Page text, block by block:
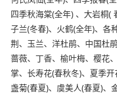
四季秋海棠(全年) 、大岩桐(
子兰(冬春)、火鹤(全年)、各
荆、玉兰、洋杜鹃、中国杜
蔷薇、丁香、榆叶梅、樱花
掌、长寿花(春秋冬)、夏季
盏菊(春夏)、虞美人(春夏)、